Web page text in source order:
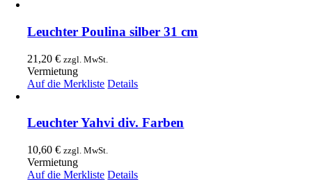
Leuchter Poulina silber 31 cm
21,20€ zzgl. MwSt.
Vermietung
Auf die Merkliste Details
Leuchter Yahvi div. Farben
10,60€ zzgl. MwSt.
Vermietung
Auf die Merkliste Details